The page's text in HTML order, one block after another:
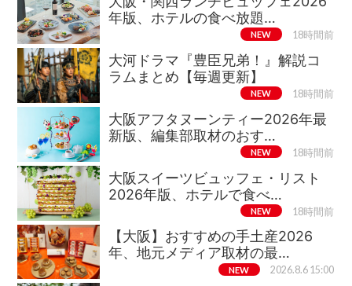
年版、ホテルの食べ放題…
NEW 18時間前
大河ドラマ『豊臣兄弟！』解説コ
ラムまとめ【毎週更新】
NEW 18時間前
大阪アフタヌーンティー2026年最
新版、編集部取材のおす…
NEW 18時間前
大阪スイーツビュッフェ・リスト
2026年版、ホテルで食べ…
NEW 18時間前
【大阪】おすすめの手土産2026
年、地元メディア取材の最…
NEW 2026.8.6 15:00